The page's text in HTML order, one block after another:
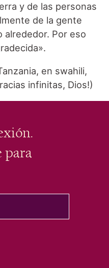
y de las personas
de la gente
alrededor. Por eso
en swahili,
infinitas, Dios!)
para